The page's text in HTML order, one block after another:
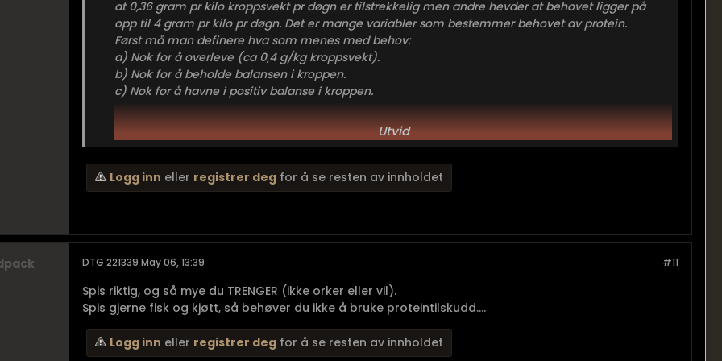
at 0,36 gram pr kilo kroppsvekt pr døgn er tilstrekkelig men andre hevder at behovet ligger på
opp til 4 gram pr kilo pr døgn. Det er mange variabler som bestemmer behovet av protein.
Først må man definere hva som menes med behov:
a) Nok for å overleve (ca 0,4 g/kg kroppsvekt).
b) Nok for å beholde balansen i kroppen.
c) Nok for å havne i positiv balanse i kroppen.
d) Nok fo...
Utvid
Logg inn eller registrer deg for å se resten av innholdet
#11
DTG 221339 May 06, 13:39
Spis riktig, og så mye du TRENGER (ikke orker eller vil).
Spis gjerne fisk og kjøtt, så behøver du ikke å bruke proteintilskudd....
Logg inn eller registrer deg for å se resten av innholdet